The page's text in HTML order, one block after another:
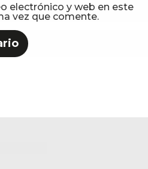
electrónico y web en este
vez que comente.